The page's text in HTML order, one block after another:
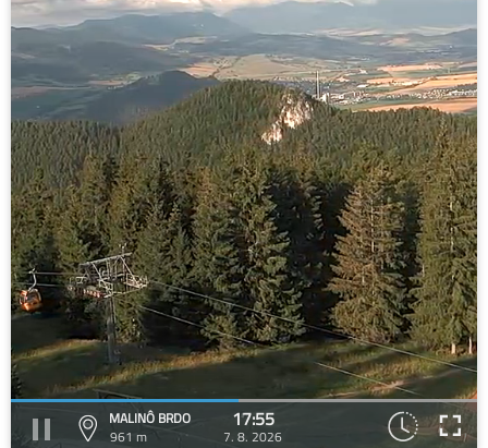
MALINÔ BRDO
961 m
17:55
7. 8. 2026